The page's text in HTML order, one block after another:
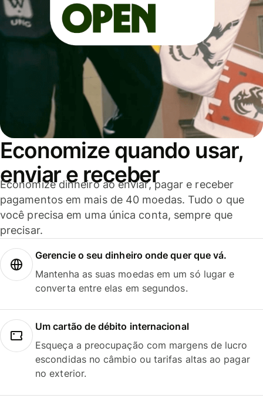
Economize quando usar,
enviar e receber
Economize dinheiro ao enviar, pagar e receber
pagamentos em mais de 40 moedas. Tudo o que
você precisa em uma única conta, sempre que
precisar.
Gerencie o seu dinheiro onde quer que vá.
Mantenha as suas moedas em um só lugar e
converta entre elas em segundos.
Um cartão de débito internacional
Esqueça a preocupação com margens de lucro
escondidas no câmbio ou tarifas altas ao pagar
no exterior.